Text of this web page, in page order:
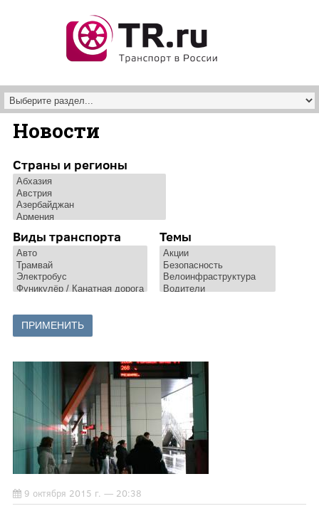
Новости
Страны и регионы
Виды транспорта Темы
9 октября 2015 г. — 20:38